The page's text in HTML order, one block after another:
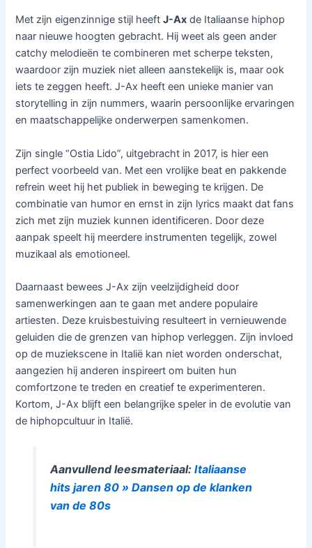
Met zijn eigenzinnige stijl heeftJ-Ax de Italiaanse hiphop
naar nieuwe hoogten gebracht. Hij weet als geen ander
catchy melodieën te combineren met scherpe teksten,
waardoor zijn muziek niet alleen aanstekelijk is, maar ook
iets te zeggen heeft. J-Ax heeft een unieke manier van
storytelling in zijn nummers, waarin persoonlijke ervaringen
en maatschappelijke onderwerpen samenkomen.
Zijn single “Ostia Lido”, uitgebracht in 2017, is hier een
perfect voorbeeld van. Met een vrolijke beat en pakkende
refrein weet hij het publiek in beweging te krijgen. De
combinatie van humor en ernst in zijn lyrics maakt dat fans
zich met zijn muziek kunnen identificeren. Door deze
aanpak speelt hij meerdere instrumenten tegelijk, zowel
muzikaal als emotioneel.
Daarnaast bewees J-Ax zijn veelzijdigheid door
samenwerkingen aan te gaan met andere populaire
artiesten. Deze kruisbestuiving resulteert in vernieuwende
geluiden die de grenzen van hiphop verleggen. Zijn invloed
op de muziekscene in Italië kan niet worden onderschat,
aangezien hij anderen inspireert om buiten hun
comfortzone te treden en creatief te experimenteren.
Kortom, J-Ax blijft een belangrijke speler in de evolutie van
de hiphopcultuur in Italië.
Aanvullend leesmateriaal: Italiaanse
hits jaren 80 » Dansen op de klanken
van de 80s